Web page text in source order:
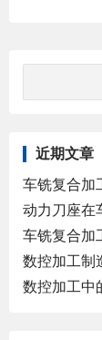
近期文章
车铣复合加
动力刀座在
车铣复合加
数控加工制
数控加工中